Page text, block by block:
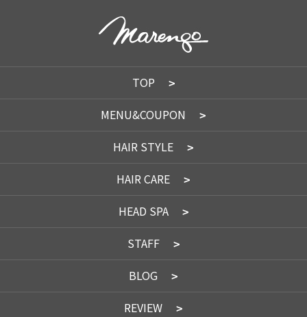
TOP
MENU&COUPON
HAIR STYLE
HAIR CARE
HEAD SPA
STAFF
BLOG
REVIEW